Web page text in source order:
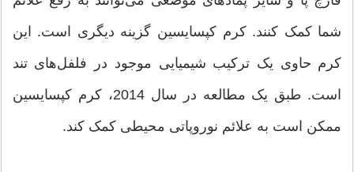
شما کمک کنند. کرم کپسایسین گزینه دیگری است. این
کرم حاوی یک ترکیب شیمیایی موجود در فلفل‌های تند
است. طبق یک مطالعه در سال 2014، کرم کپسایسین
ممکن است به علائم نوروپاتی محیطی کمک کند.